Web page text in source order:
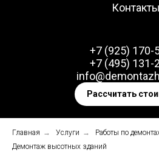
Контакты
+7 (925) 170-
+7 (495) 131-
Рассчитать
Главная → Услуги → Работы по
Демонтаж высотных зданий